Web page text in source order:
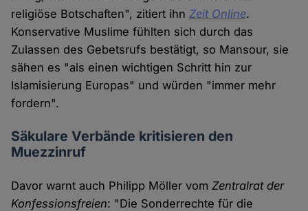
religiöse Botschaften", zitiert ihnZeit Online.
Konservative Muslime fühlten sich durch das
Zulassen des Gebetsrufs bestätigt, so Mansour, sie
sähen es "als einen wichtigen Schritt hin zur
Islamisierung Europas" und würden "immer mehr
fordern".
Säkulare Verbände kritisieren den
Muezzinruf
Davor warnt auch Philipp Möller vomZentralrat der
Konfessionsfreien: "Die Sonderrechte für die